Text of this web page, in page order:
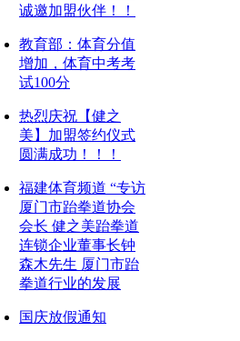
诚邀加盟伙伴！！
教育部：体育分值
增加，体育中考考
试100分
热烈庆祝【健之
美】加盟签约仪式
圆满成功！！！
福建体育频道 “专访
厦门市跆拳道协会
会长 健之美跆拳道
连锁企业董事长钟
森木先生 厦门市跆
拳道行业的发展
国庆放假通知